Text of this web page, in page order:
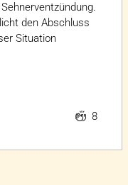
den Abschluss
Situation
8